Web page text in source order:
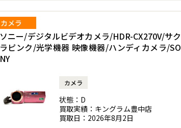
ソニー/デジタルビデオカメラ/HDR-CX270V/サク
ラピンク/光学機器 映像機器/ハンディカメラ/SO
NY
カメラ
状態： D
買取実績： キングラム豊中店
買取日： 2026年8月2日
カメラ